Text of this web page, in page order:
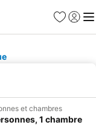
Favoris
Se
et chambres
1 chambre